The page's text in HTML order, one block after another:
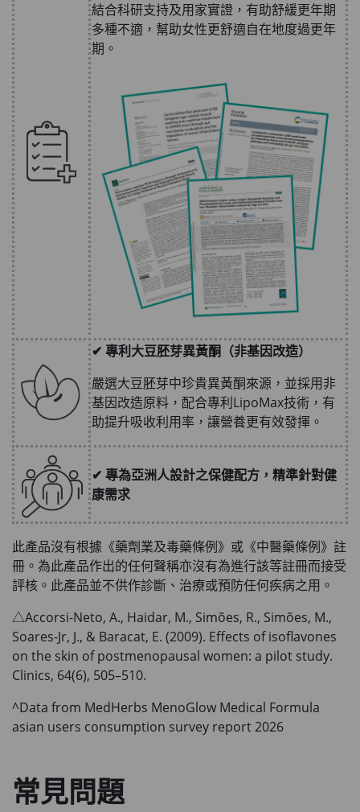
結合科研支持及用家實證，有助舒緩更年期
多種不適，幫助女性更舒適自在地度過更年
期。
✔ 專利大豆胚芽異黃酮（非基因改造）
嚴選大豆胚芽中珍貴異黃酮來源，並採用非
基因改造原料，配合專利LipoMax技術，有
助提升吸收利用率，讓營養更有效發揮。
✔ 專為亞洲人設計之保健配方，精準針對健
康需求
此產品沒有根據《藥劑業及毒藥條例》或《中醫藥條例》註
冊。為此產品作出的任何聲稱亦沒有為進行該等註冊而接受
評核。此產品並不供作診斷、治療或預防任何疾病之用。
△Accorsi-Neto, A., Haidar, M., Simões, R., Simões, M.,
Soares-Jr, J., & Baracat, E. (2009). Effects of isoflavones
on the skin of postmenopausal women: a pilot study.
Clinics, 64(6), 505–510.
^Data from MedHerbs MenoGlow Medical Formula
asian users consumption survey report 2026
常見問題